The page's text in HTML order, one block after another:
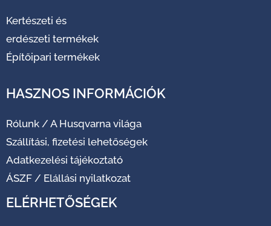
Kertészeti és
erdészeti termékek
Építőipari termékek
HASZNOS INFORMÁCIÓK
Rólunk / A Husqvarna világa
Szállítási, fizetési lehetőségek
Adatkezelési tájékoztató
ÁSZF / Elállási nyilatkozat
ELÉRHETŐSÉGEK